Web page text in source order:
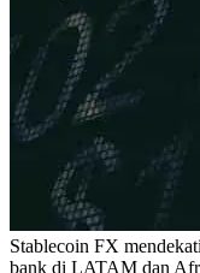
Stablecoin FX
bank di LATAM dan